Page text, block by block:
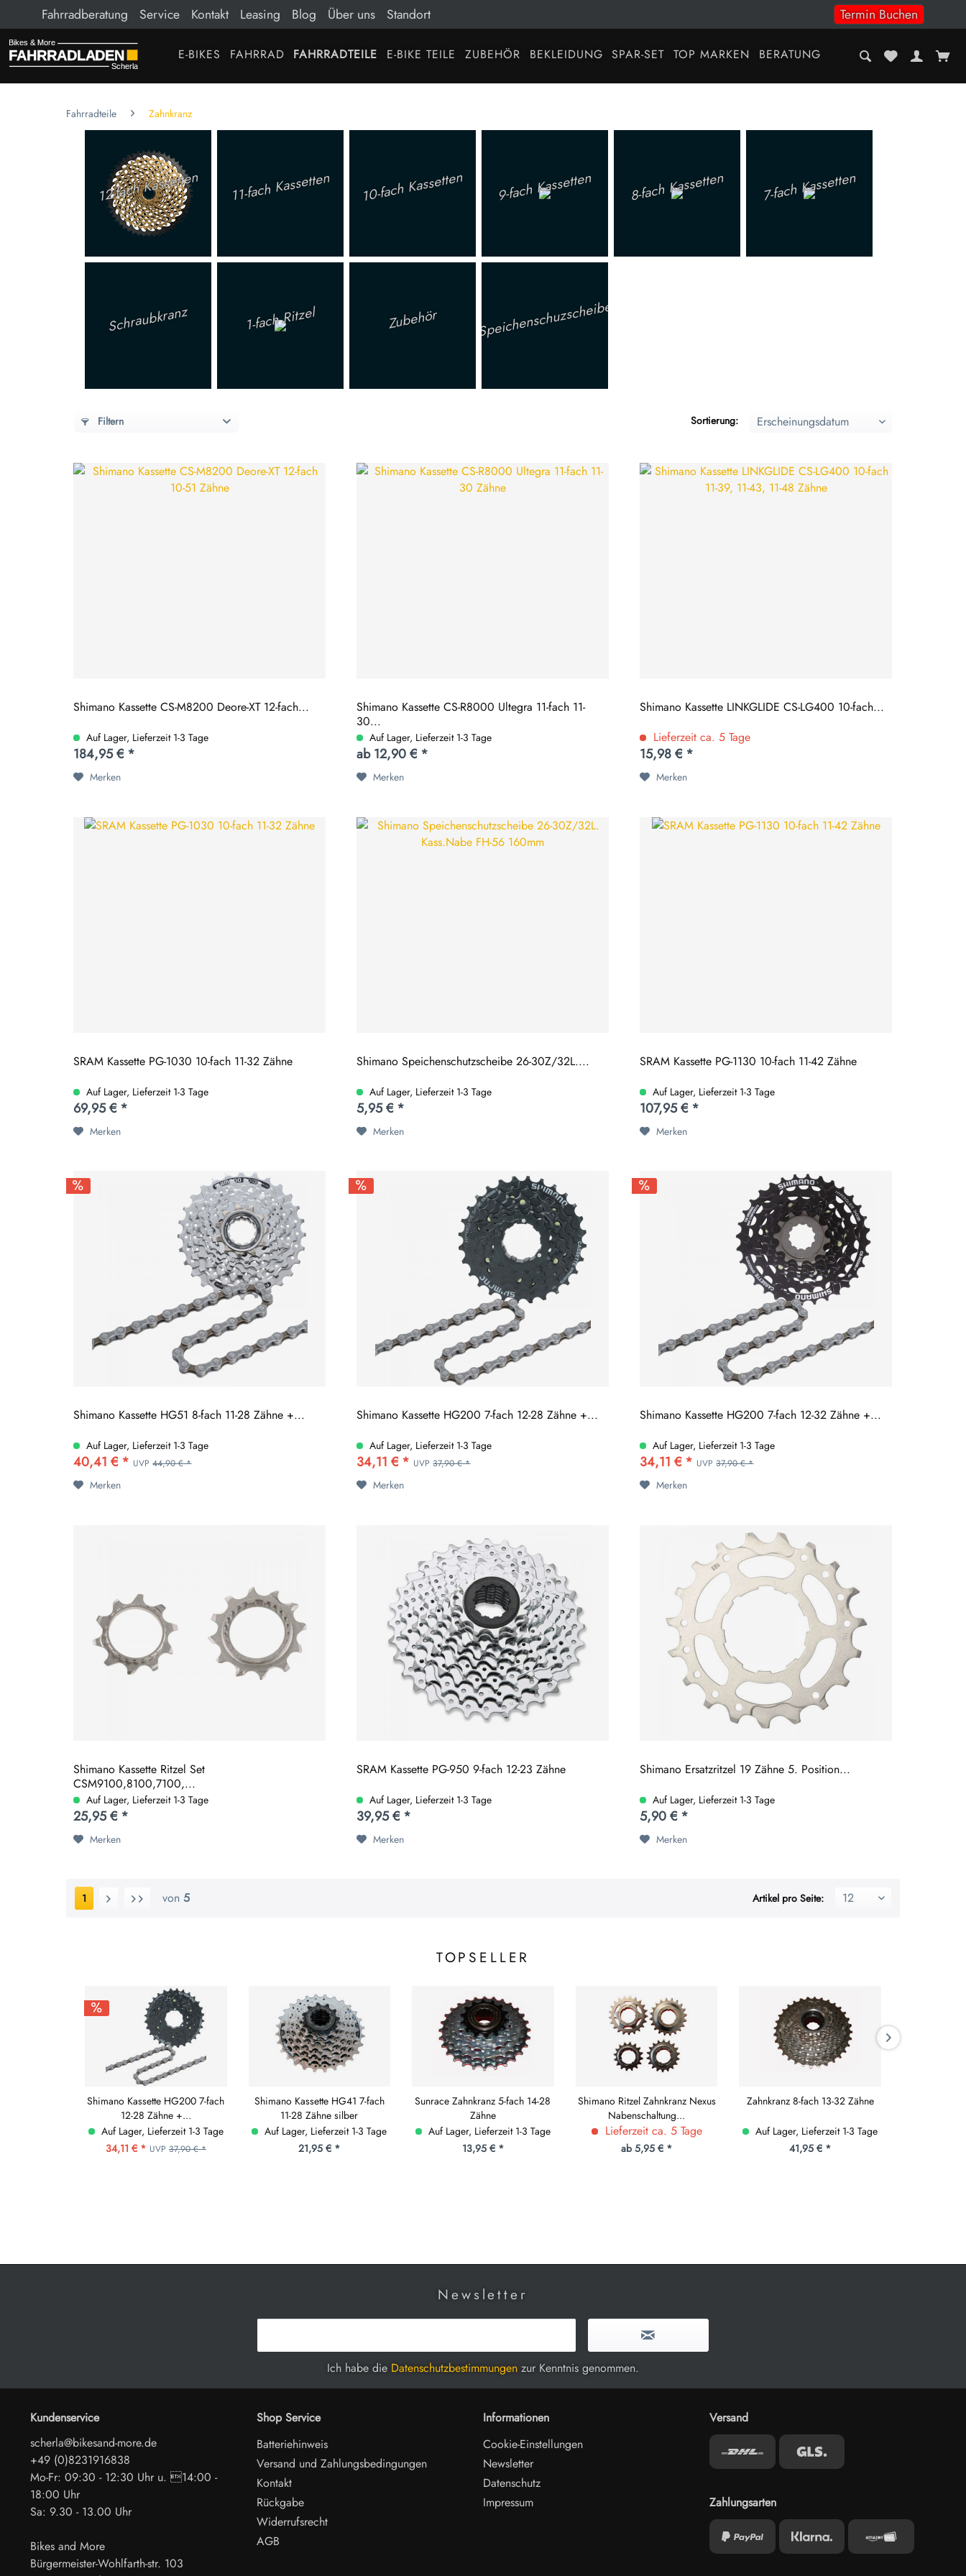
Fahrradberatung Service Kontakt Leasing Blog Über uns Standort Termin Buchen
E-BIKES FAHRRAD FAHRRADTEILE E-BIKE TEILE ZUBEHÖR BEKLEIDUNG SPAR-SET TOP MARKEN BERATUNG
Fahrradteile Zahnkranz
12-fach Kassetten 11-fach Kassetten 10-fach Kassetten 9-fach Kassetten 8-fach Kassetten 7-fach Kassetten
Schraubkranz 1-fach Ritzel Zubehör Speichenschuzscheibe
Filtern Sortierung:
Shimano Kassette CS-M8200 Deore-XT 12-fach...
Auf Lager, Lieferzeit 1-3 Tage
184,95 € *
Merken
Shimano Kassette CS-R8000 Ultegra 11-fach 11-
30...
Auf Lager, Lieferzeit 1-3 Tage
ab 12,90 € *
Merken
Shimano Kassette LINKGLIDE CS-LG400 10-fach...
Lieferzeit ca. 5 Tage
15,98 € *
Merken
SRAM Kassette PG-1030 10-fach 11-32 Zähne
Auf Lager, Lieferzeit 1-3 Tage
69,95 € *
Merken
Shimano Speichenschutzscheibe 26-30Z/32L....
Auf Lager, Lieferzeit 1-3 Tage
5,95 € *
Merken
SRAM Kassette PG-1130 10-fach 11-42 Zähne
Auf Lager, Lieferzeit 1-3 Tage
107,95 € *
Merken
Shimano Kassette HG51 8-fach 11-28 Zähne +...
Auf Lager, Lieferzeit 1-3 Tage
40,41 € * UVP 44,90 € *
Merken
Shimano Kassette HG200 7-fach 12-28 Zähne +...
Auf Lager, Lieferzeit 1-3 Tage
34,11 € * UVP 37,90 € *
Merken
Shimano Kassette HG200 7-fach 12-32 Zähne +...
Auf Lager, Lieferzeit 1-3 Tage
34,11 € * UVP 37,90 € *
Merken
Shimano Kassette Ritzel Set
CSM9100,8100,7100,...
Auf Lager, Lieferzeit 1-3 Tage
25,95 € *
Merken
SRAM Kassette PG-950 9-fach 12-23 Zähne
Auf Lager, Lieferzeit 1-3 Tage
39,95 € *
Merken
Shimano Ersatzritzel 19 Zähne 5. Position...
Auf Lager, Lieferzeit 1-3 Tage
5,90 € *
Merken
1 von 5 Artikel pro Seite:
TOPSELLER
Shimano Kassette HG200 7-fach
12-28 Zähne +...
Auf Lager, Lieferzeit 1-3 Tage
34,11 € * UVP 37,90 € *
Shimano Kassette HG41 7-fach
11-28 Zähne silber
Auf Lager, Lieferzeit 1-3 Tage
21,95 € *
Sunrace Zahnkranz 5-fach 14-28
Zähne
Auf Lager, Lieferzeit 1-3 Tage
13,95 € *
Shimano Ritzel Zahnkranz Nexus
Nabenschaltung...
Lieferzeit ca. 5 Tage
ab 5,95 € *
Zahnkranz 8-fach 13-32 Zähne
Auf Lager, Lieferzeit 1-3 Tage
41,95 € *
Newsletter
Ich habe die Datenschutzbestimmungen zur Kenntnis genommen.
Kundenservice
scherla@bikesand-more.de
+49 (0)8231916838
Mo-Fr: 09:30 - 12:30 Uhr u. 14:00 -
18:00 Uhr
Sa: 9.30 - 13.00 Uhr
Bikes and More
Bürgermeister-Wohlfarth-str. 103
Shop Service
Batteriehinweis
Versand und Zahlungsbedingungen
Kontakt
Rückgabe
Widerrufsrecht
AGB
Informationen
Cookie-Einstellungen
Newsletter
Datenschutz
Impressum
Versand
Zahlungsarten